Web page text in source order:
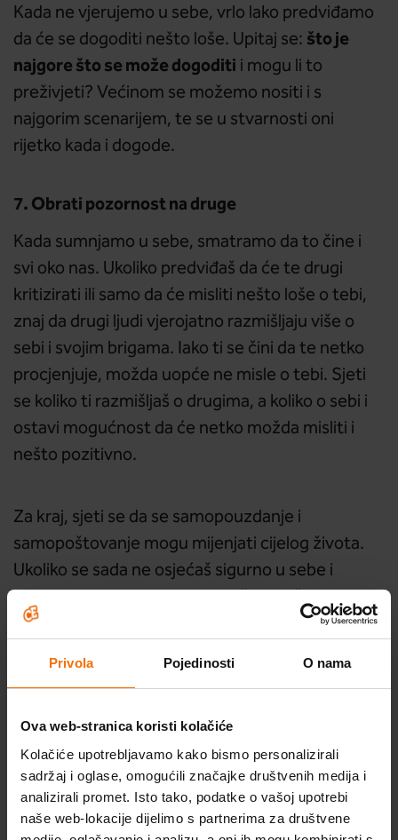
Privola Pojedinosti O nama
Ova web-stranica koristi kolačiće
Kolačiće upotrebljavamo kako bismo personalizirali
sadržaj i oglase, omogućili značajke društvenih medija i
analizirali promet. Isto tako, podatke o vašoj upotrebi
naše web-lokacije dijelimo s partnerima za društvene
Škola optimističnog roditeljstva
Kada ne vjerujemo u sebe, vrlo lako predviđamo
da će se dogoditi nešto loše. Upitaj se: što je
najgore što se može dogoditi i mogu li to
preživjeti? Većinom se možemo nositi i s
najgorim scenarijem, te se u stvarnosti oni
rijetko kada i dogode.
7. Obrati pozornost na druge
Kada sumnjamo u sebe, smatramo da to čine i
svi oko nas. Ukoliko predviđaš da će te drugi
kritizirati ili samo da će misliti nešto loše o tebi,
znaj da drugi ljudi vjerojatno razmišljaju više o
sebi i svojim brigama. Iako ti se čini da te netko
procjenjuje, možda uopće ne misle o tebi. Sjeti
se koliko ti razmišljaš o drugima, a koliko o sebi i
ostavi mogućnost da će netko možda misliti i
nešto pozitivno.
Za kraj, sjeti se da se samopouzdanje i
samopoštovanje mogu mijenjati cijelog života.
Ukoliko se sada ne osjećaš sigurno u sebe i
zadovoljno, usmjeri se na ono što voliš kod sebe,
unaprijedi vještine koje već posjeduješ i radi na
O ovoj temi dodatno možete
razgovarati sa stručnom
suradnicom platforme Budi